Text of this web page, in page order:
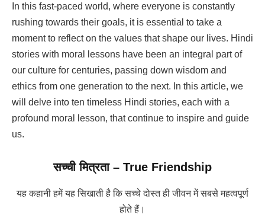
In this fast-paced world, where everyone is constantly
rushing towards their goals, it is essential to take a
moment to reflect on the values that shape our lives. Hindi
stories with moral lessons have been an integral part of
our culture for centuries, passing down wisdom and
ethics from one generation to the next. In this article, we
will delve into ten timeless Hindi stories, each with a
profound moral lesson, that continue to inspire and guide
us.
सच्ची मित्रता – True Friendship
यह कहानी हमें यह सिखाती है कि सच्चे दोस्त ही जीवन में सबसे महत्वपूर्ण
होते हैं।